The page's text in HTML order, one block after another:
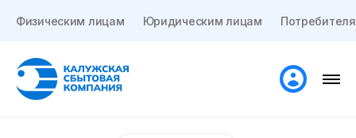
Физическим лицам Юридическим лицам